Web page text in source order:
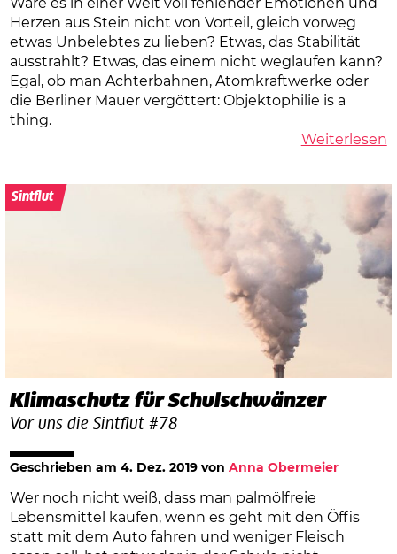
Wäre es in einer Welt voll fehlender Emotionen und
Herzen aus Stein nicht von Vorteil, gleich vorweg
etwas Unbelebtes zu lieben? Etwas, das Stabilität
ausstrahlt? Etwas, das einem nicht weglaufen kann?
Egal, ob man Achterbahnen, Atomkraftwerke oder
die Berliner Mauer vergöttert: Objektophilie is a
thing.
Weiterlesen
Sintflut
Klimaschutz für Schulschwänzer
Vor uns die Sintflut #78
Geschrieben am4. Dez. 2019 vonAnna Obermeier
Wer noch nicht weiß, dass man palmölfreie
Lebensmittel kaufen, wenn es geht mit den Öffis
statt mit dem Auto fahren und weniger Fleisch